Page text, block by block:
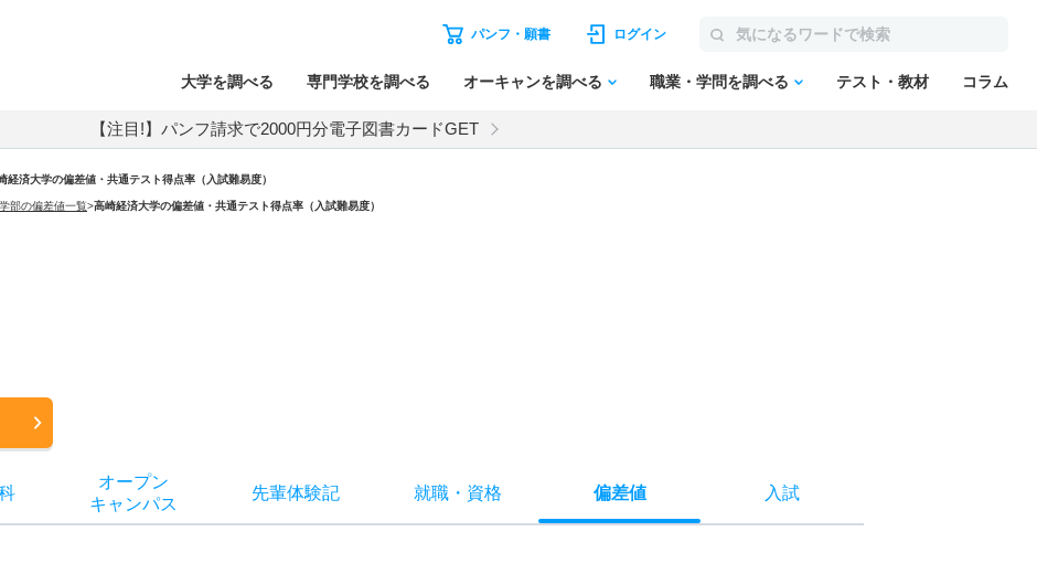
パンフ・願書 ログイン
大学を調べる 専門学校を調べる オーキャンを調べる 職業・学問を調べる テスト・教材 コラム
【注目!】パンフ請求で2000円分電子図書カードGET
経済大学の偏差値・共通テスト得点率（入試難易度）
部の偏差値一覧>高崎経済大学の偏差値・共通テスト得点率（入試難易度）
オープン
キャンパス
先輩体験記 就職・ 資格 偏差値 入試